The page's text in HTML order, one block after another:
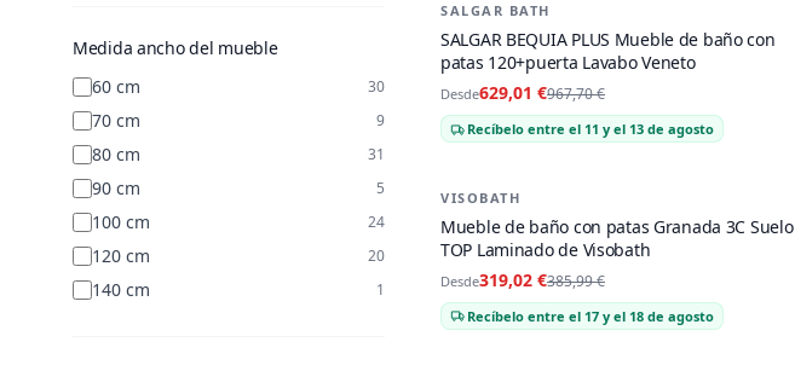
Muebles de Baño Doly de Topkit
2
Muebles de Baño Jade de topkit 1
Medida ancho del mueble
60 cm
30
70 cm 9
80 cm 31
90 cm 5
100 cm 24
120 cm 20
140 cm 1
-35%
SALGAR BATH
SALGAR BEQUIA PLUS Mueble de baño con
patas 120+puerta Lavabo Veneto
Desde629,01 €967,70 €
Recíbelo entre el 11 y el 13 de agosto
-17 %
VISOBATH
Mueble de baño con patas Granada 3C Suelo
TOP Laminado de Visobath
Desde319,02 €385,99 €
Recíbelo entre el 17 y el 18 de agosto